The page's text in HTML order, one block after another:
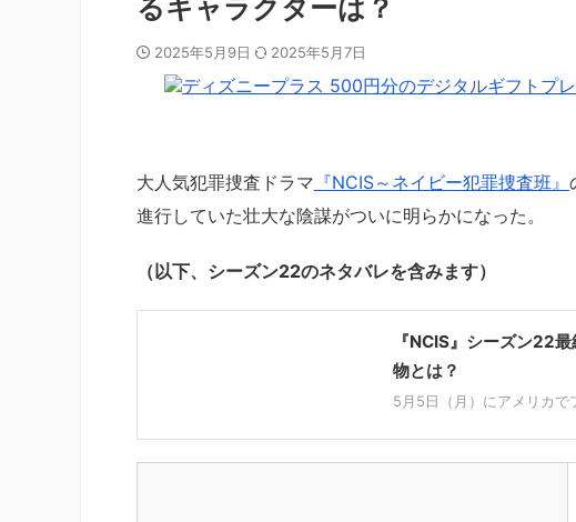
るキャラクターは？
2025年5月9日 2025年5月7日
大人気犯罪捜査ドラマ 『NCIS～ネイビー犯罪捜査班』
進行していた壮大な陰謀がついに明らかになった。
（以下、シーズン22のネタバレを含みます）
『NCIS』シーズン22
物とは？
5月5日（月）にアメリカ